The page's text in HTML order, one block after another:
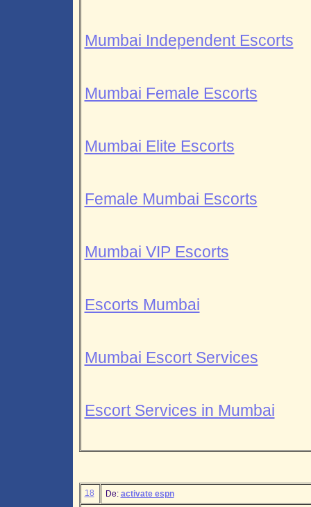
Mumbai Independent Escorts
Mumbai Female Escorts
Mumbai Elite Escorts
Female Mumbai Escorts
Mumbai VIP Escorts
Escorts Mumbai
Mumbai Escort Services
Escort Services in Mumbai
18 De: activate espn